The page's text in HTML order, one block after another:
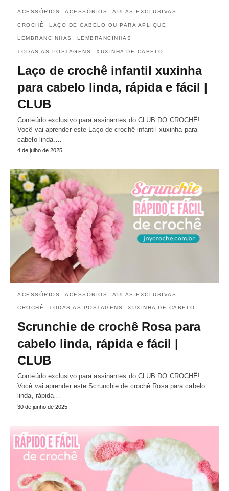
ACESSÓRIOS ACESSÓRIOS AULAS EXCLUSIVAS
CROCHÊ LAÇO DE CABELO OU PARA APLIQUE
LEMBRANCINHAS LEMBRANCINHAS
TODAS AS POSTAGENS XUXINHA DE CABELO
Laço de crochê infantil xuxinha
para cabelo linda, rápida e fácil |
CLUB
Conteúdo exclusivo para assinantes do CLUB DO CROCHÊ!
Você vai aprender este Laço de crochê infantil xuxinha para
cabelo linda,…
4 de julho de 2025
ACESSÓRIOS ACESSÓRIOS AULAS EXCLUSIVAS
CROCHÊ TODAS AS POSTAGENS XUXINHA DE CABELO
Scrunchie de crochê Rosa para
cabelo linda, rápida e fácil |
CLUB
Conteúdo exclusivo para assinantes do CLUB DO CROCHÊ!
Você vai aprender este Scrunchie de crochê Rosa para cabelo
linda, rápida…
30 de junho de 2025